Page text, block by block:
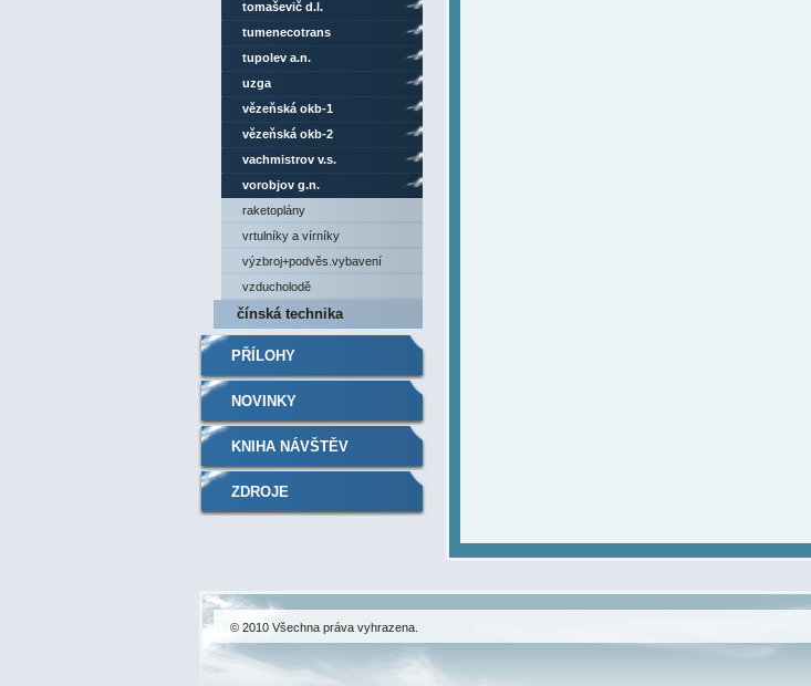
tomaševič d.l.
tumenecotrans
tupolev a.n.
uzga
vězeňská okb-1
vězeňská okb-2
vachmistrov v.s.
vorobjov g.n.
raketoplány
vrtulníky a vírníky
výzbroj+podvěs.vybavení
vzducholodě
čínská technika
PŘÍLOHY
NOVINKY
KNIHA NÁVŠTĚV
ZDROJE
© 2010 Všechna práva vyhrazena.